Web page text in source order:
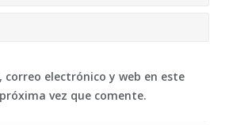
correo electrónico y web en este
vez que comente.